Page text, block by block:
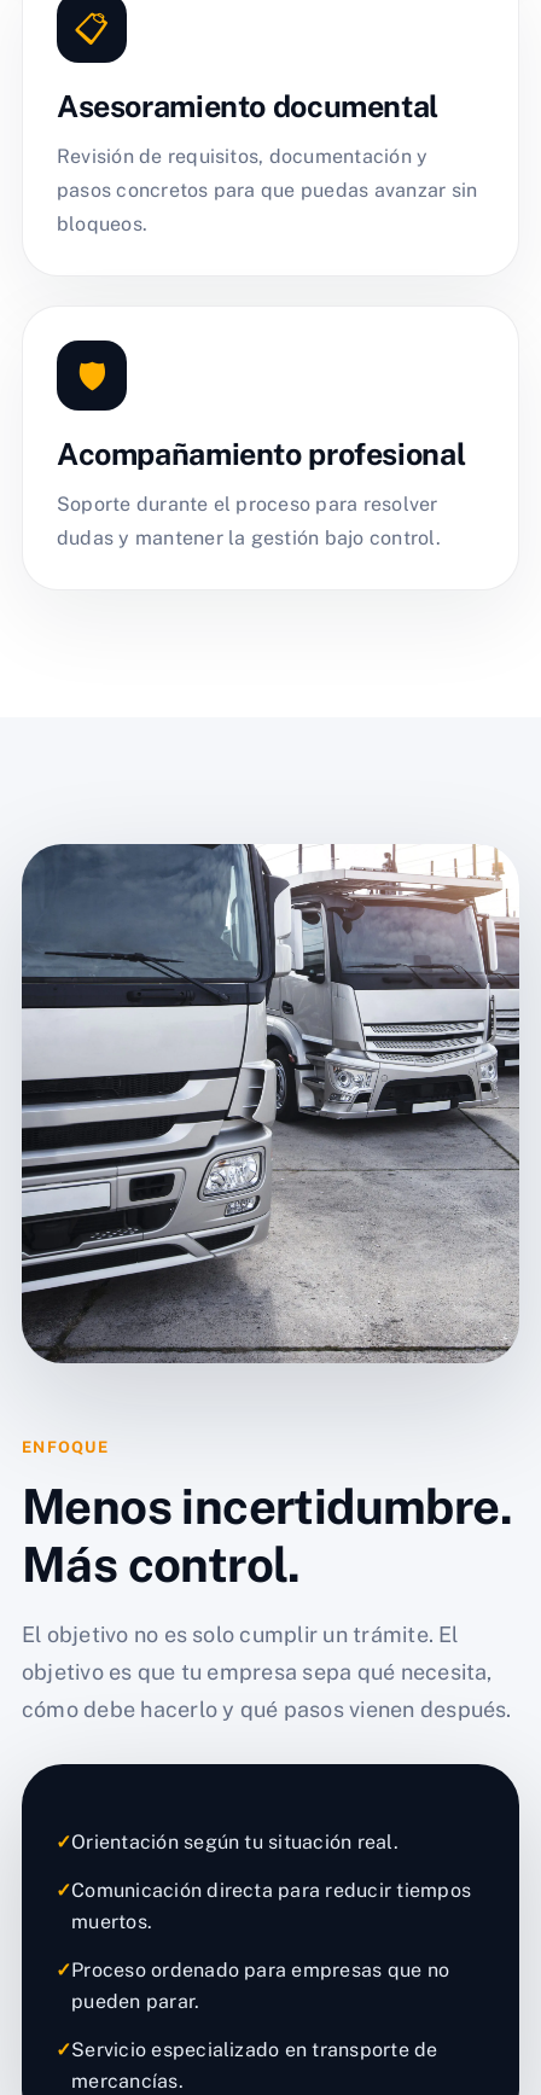
📋
Asesoramiento documental
Revisión de requisitos, documentación y
pasos concretos para que puedas avanzar sin
bloqueos.
🛡️
Acompañamiento profesional
Soporte durante el proceso para resolver
dudas y mantener la gestión bajo control.
ENFOQUE
Menos incertidumbre.
Más control.
El objetivo no es solo cumplir un trámite. El
objetivo es que tu empresa sepa qué necesita,
cómo debe hacerlo y qué pasos vienen después.
✓Orientación según tu situación real.
✓Comunicación directa para reducir tiempos
muertos.
✓Proceso ordenado para empresas que no
pueden parar.
✓Servicio especializado en transporte de
mercancías.